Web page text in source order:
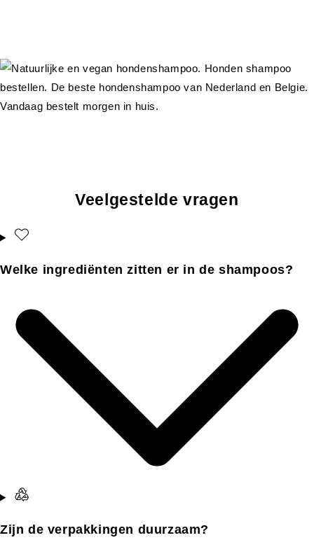
Veelgestelde vragen
Welke ingrediënten zitten er in de shampoos?
Zijn de verpakkingen duurzaam?